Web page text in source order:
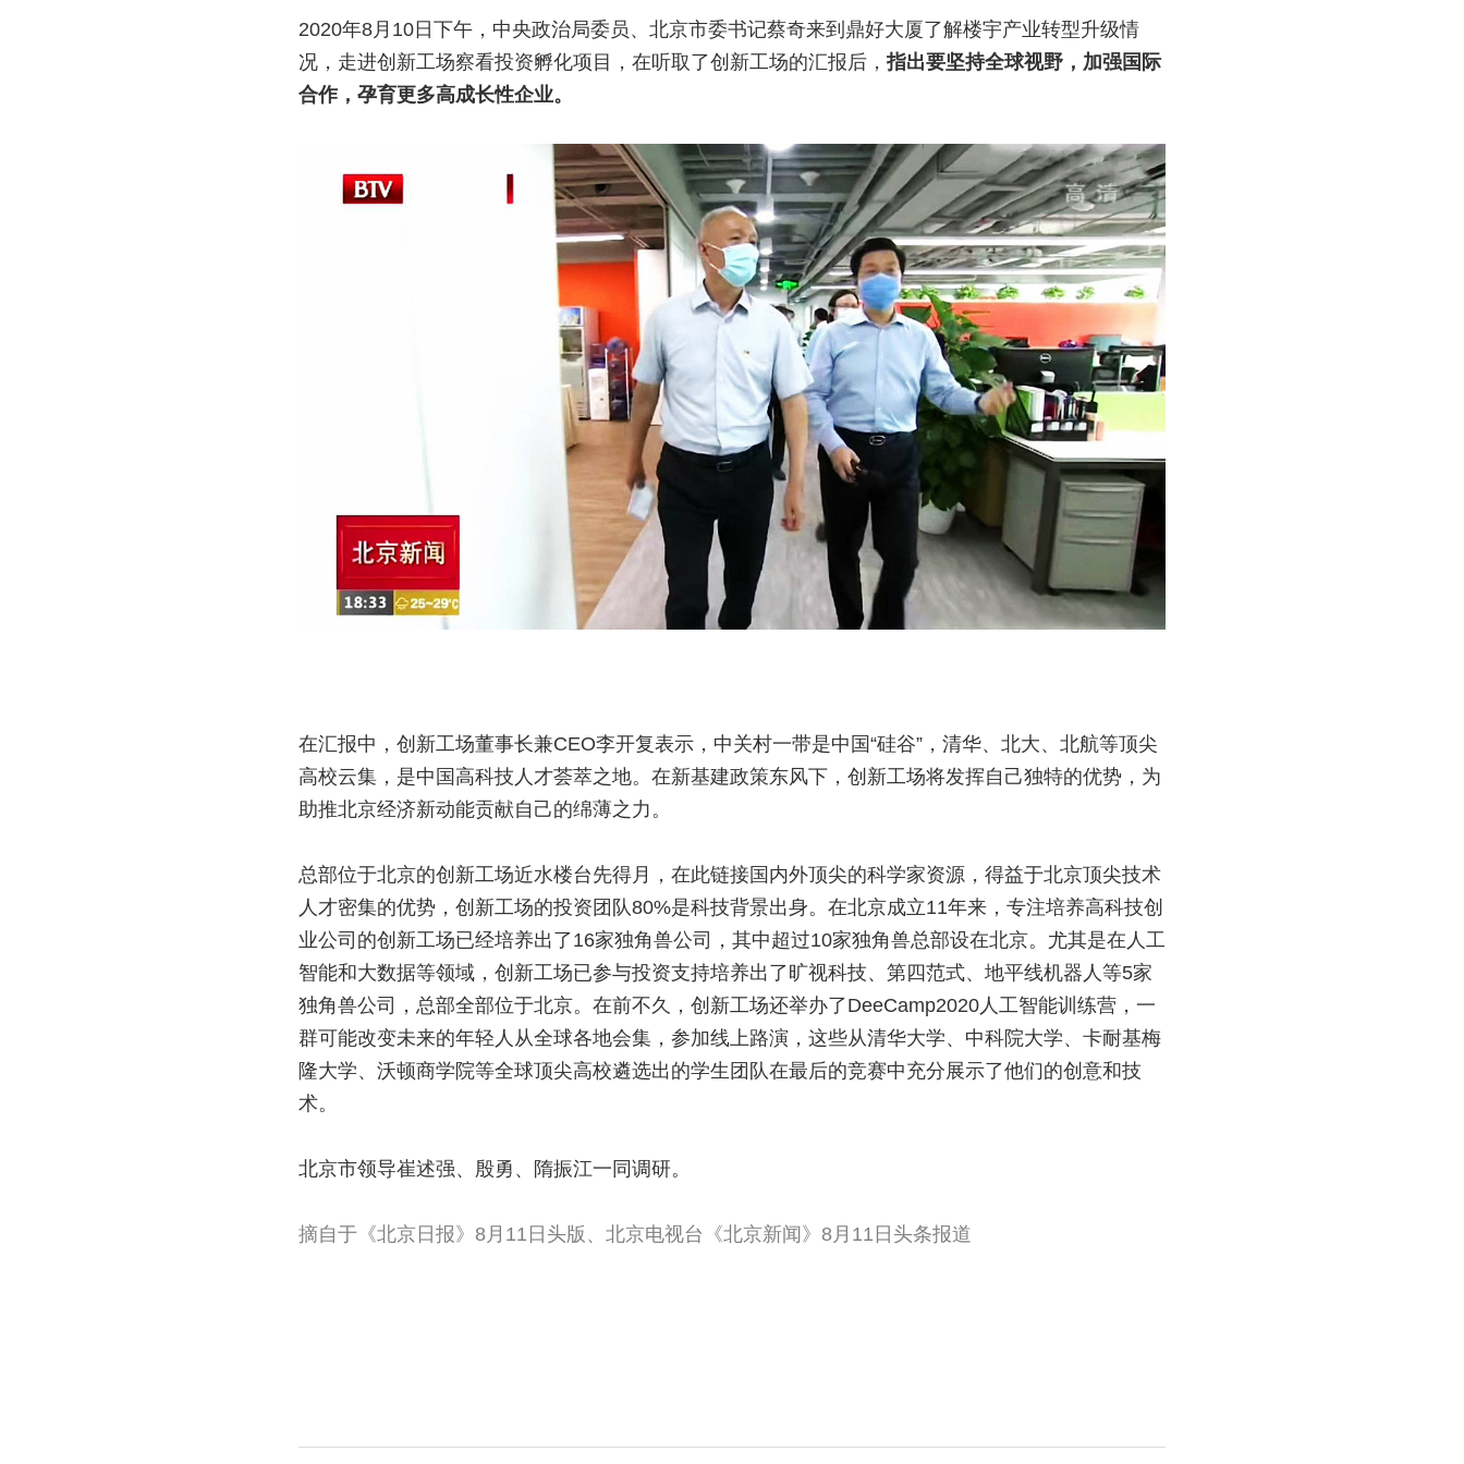
2020年8月10日下午，中央政治局委员、北京市委书记蔡奇来到鼎好大厦了解楼宇产业转型升级情
况，走进创新工场察看投资孵化项目，在听取了创新工场的汇报后，指出要坚持全球视野，加强国际
合作，孕育更多高成长性企业。
在汇报中，创新工场董事长兼CEO李开复表示，中关村一带是中国“硅谷”，清华、北大、北航等顶尖
高校云集，是中国高科技人才荟萃之地。在新基建政策东风下，创新工场将发挥自己独特的优势，为
助推北京经济新动能贡献自己的绵薄之力。
总部位于北京的创新工场近水楼台先得月，在此链接国内外顶尖的科学家资源，得益于北京顶尖技术
人才密集的优势，创新工场的投资团队80%是科技背景出身。在北京成立11年来，专注培养高科技创
业公司的创新工场已经培养出了16家独角兽公司，其中超过10家独角兽总部设在北京。尤其是在人工
智能和大数据等领域，创新工场已参与投资支持培养出了旷视科技、第四范式、地平线机器人等5家
独角兽公司，总部全部位于北京。在前不久，创新工场还举办了DeeCamp2020人工智能训练营，一
群可能改变未来的年轻人从全球各地会集，参加线上路演，这些从清华大学、中科院大学、卡耐基梅
隆大学、沃顿商学院等全球顶尖高校遴选出的学生团队在最后的竞赛中充分展示了他们的创意和技
术。
北京市领导崔述强、殷勇、隋振江一同调研。
摘自于《北京日报》8月11日头版、北京电视台《北京新闻》8月11日头条报道